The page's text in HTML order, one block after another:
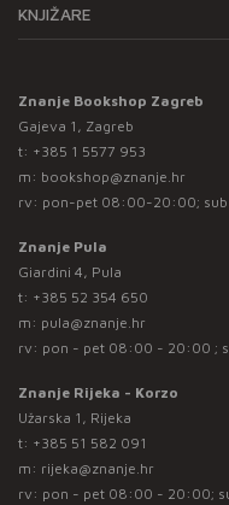
KNJIŽARE
Znanje Bookshop Zagreb
Gajeva 1, Zagreb
t: +385 1 5577 953
m: bookshop@znanje.hr
rv: pon-pet 08:00-20:00;
Znanje Pula
Giardini 4, Pula
t: +385 52 354 650
m: pula@znanje.hr
rv: pon - pet 08:00 - 20:00 ;
Znanje Rijeka - Korzo
Užarska 1, Rijeka
t: +385 51 582 091
m: rijeka@znanje.hr
rv: pon - pet 08:00 - 20:00;